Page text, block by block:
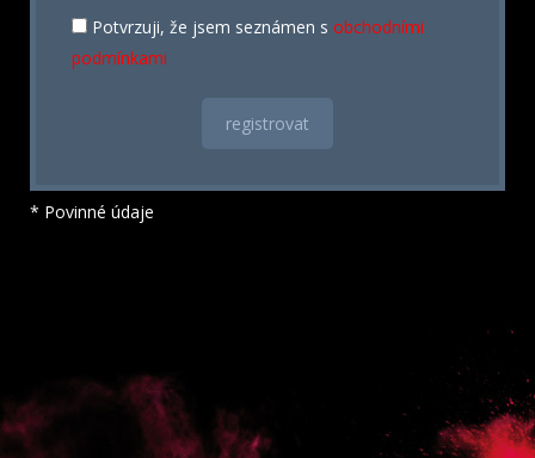
Potvrzuji, že jsem seznámen s obchodními
podmínkami
* Povinné údaje